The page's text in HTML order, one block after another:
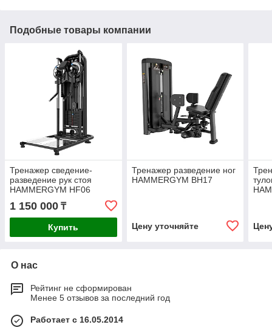
Подобные товары компании
Тренажер сведение-
разведение рук стоя
HAMMERGYM HF06
1 150 000 ₸
Купить
Тренажер разведение ног
HAMMERGYM BH17
Цену уточняйте
О нас
Рейтинг не сформирован
Менее 5 отзывов за последний год
Работает с 16.05.2014